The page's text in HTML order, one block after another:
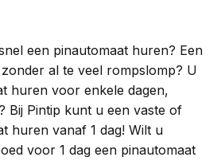
een pinautomaat huren? Een
al te veel rompslomp? U
huren voor enkele dagen,
Bij Pintip kunt u een vaste of
huren vanaf 1 dag! Wilt u
voor 1 dag een pinautomaat